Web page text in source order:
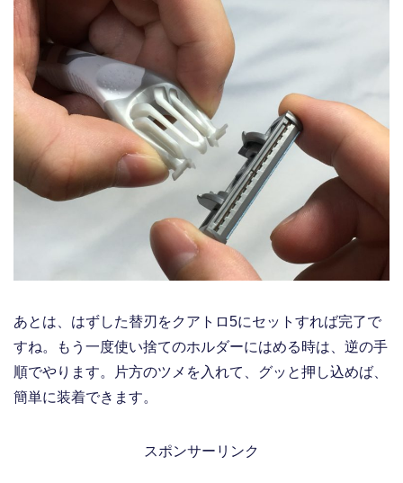
あとは、はずした替刃をクアトロ5にセットすれば完了で
すね。もう一度使い捨てのホルダーにはめる時は、逆の手
順でやります。片方のツメを入れて、グッと押し込めば、
簡単に装着できます。
スポンサーリンク